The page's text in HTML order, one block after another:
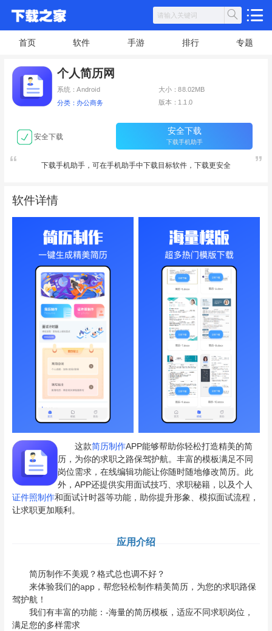
首页 软件 手游 排行 专题
个人简历网
系统：Android 大小：88.02MB
分类：办公商务 版本：1.1.0
安全下载
安全下载
下载手机助手
下载手机助手，可在手机助手中下载目标软件，下载更安全
软件详情
这款简历制作APP能够帮助你轻松打造精美的简
历，为你的求职之路保驾护航。丰富的模板满足不同
岗位需求，在线编辑功能让你随时随地修改简历。此
外，APP还提供实用面试技巧、求职秘籍，以及个人
证件照制作和面试计时器等功能，助你提升形象、模拟面试流程，
让求职更加顺利。
应用介绍
简历制作不美观？格式总也调不好？
来体验我们的app，帮您轻松制作精美简历，为您的求职路保
驾护航！
我们有丰富的功能：-海量的简历模板，适应不同求职岗位，
满足您的多样需求